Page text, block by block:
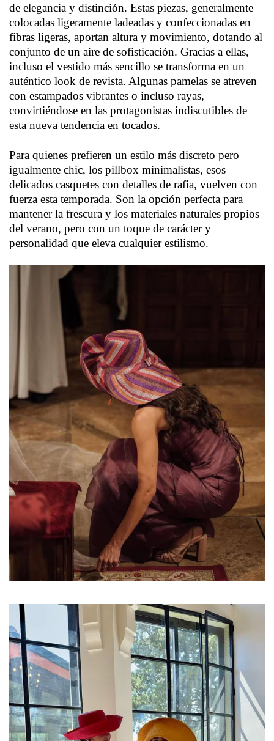
de elegancia y distinción. Estas piezas, generalmente
colocadas ligeramente ladeadas y confeccionadas en
fibras ligeras, aportan altura y movimiento, dotando al
conjunto de un aire de sofisticación. Gracias a ellas,
incluso el vestido más sencillo se transforma en un
auténtico look de revista. Algunas pamelas se atreven
con estampados vibrantes o incluso rayas,
convirtiéndose en las protagonistas indiscutibles de
esta nueva tendencia en tocados.
Para quienes prefieren un estilo más discreto pero
igualmente chic, los pillbox minimalistas, esos
delicados casquetes con detalles de rafia, vuelven con
fuerza esta temporada. Son la opción perfecta para
mantener la frescura y los materiales naturales propios
del verano, pero con un toque de carácter y
personalidad que eleva cualquier estilismo.